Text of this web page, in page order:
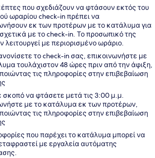
που σχεδιάζουν να φτάσουν εκτός του
ωραρίου check-in πρέπει να
εκ των προτέρων με το κατάλυμα για
με το check-in. Το προσωπικό της
λειτουργεί με περιορισμένο ωράριο.
το check-in σας, επικοινωνήστε με
τουλάχιστον 48 ώρες πριν από την άφιξη,
τις πληροφορίες στην επιβεβαίωση
σκοπό να φτάσετε μετά τις 3:00 μ.μ.
με το κατάλυμα εκ των προτέρων,
τις πληροφορίες στην επιβεβαίωση
που παρέχει το κατάλυμα μπορεί να
με εργαλεία αυτόματης